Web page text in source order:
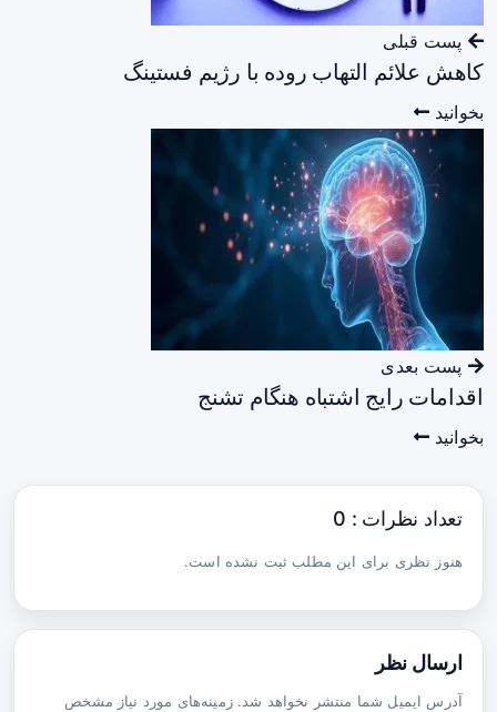
پست قبلی
کاهش علائم التهاب روده با رژیم فستینگ
بخوانید
پست بعدی
اقدامات رایج اشتباه هنگام تشنج
بخوانید
تعداد نظرات : 0
هنوز نظری برای این مطلب ثبت نشده است.
ارسال نظر
آدرس ایمیل شما منتشر نخواهد شد. زمینه‌های مورد نیاز مشخص